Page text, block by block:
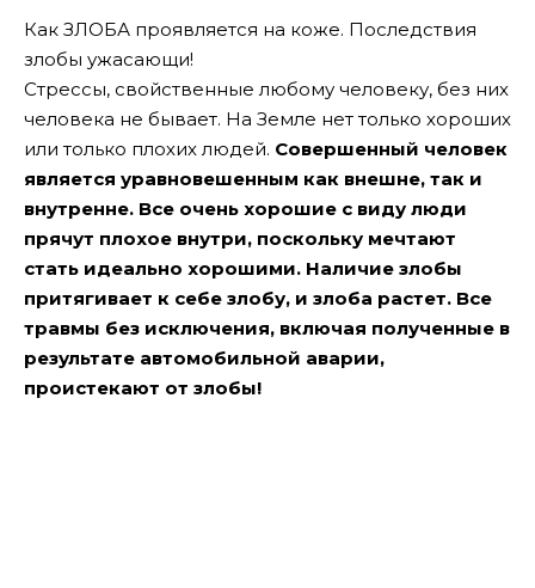
Как ЗЛОБА проявляется на коже. Последствия
злобы ужасающи!
Стрессы, свойственные любому человеку, без них
человека не бывает. На Земле нет только хороших
или только плохих людей. Совершенный человек
является уравновешенным как внешне, так и
внутренне. Все очень хорошие с виду люди
прячут плохое внутри, поскольку мечтают
стать идеально хорошими. Наличие злобы
притягивает к себе злобу, и злоба растет. Все
травмы без исключения, включая полученные в
результате автомобильной аварии,
проистекают от злобы!